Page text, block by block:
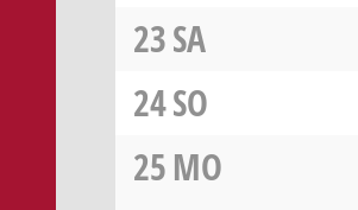
23SA
24SO
25MO